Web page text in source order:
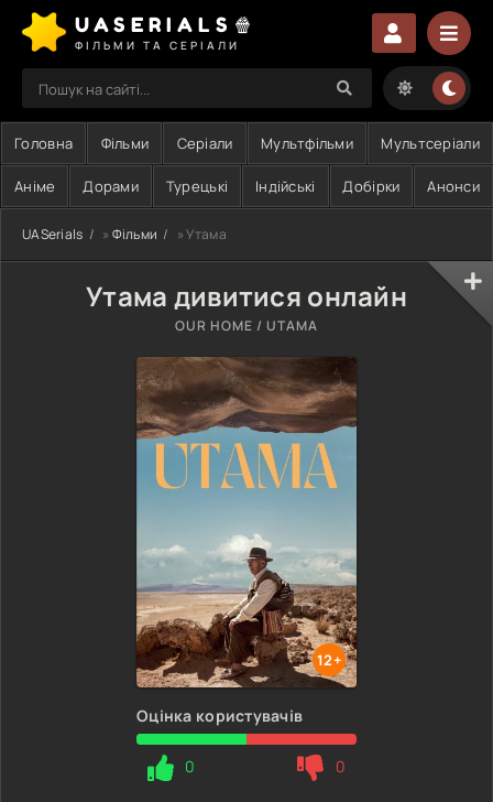
UASERIALS🍿
ФІЛЬМИ ТА СЕРІАЛИ
Головна Фільми Серіали Мультфільми Мультсеріали
Аніме Дорами Турецькі Індійські Добірки Анонси
UASerials » Фільми » Утама
Утама дивитися онлайн
OUR HOME / UTAMA
12+
Оцінка користувачів
0 0